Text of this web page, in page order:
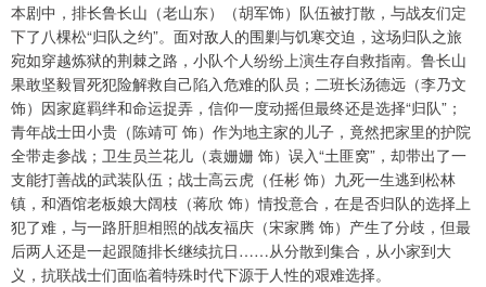
本剧中，排长鲁长山（老山东）（胡军饰）队伍被打散，与战友们定
下了八棵松“归队之约”。面对敌人的围剿与饥寒交迫，这场归队之旅
宛如穿越炼狱的荆棘之路，小队个人纷纷上演生存自救指南。鲁长山
果敢坚毅冒死犯险解救自己陷入危难的队员；二班长汤德远（李乃文
饰）因家庭羁绊和命运捉弄，信仰一度动摇但最终还是选择“归队”；
青年战士田小贵（陈靖可 饰）作为地主家的儿子，竟然把家里的护院
全带走参战；卫生员兰花儿（袁姗姗 饰）误入“土匪窝”，却带出了一
支能打善战的武装队伍；战士高云虎（任彬 饰）九死一生逃到松林
镇，和酒馆老板娘大阔枝（蒋欣 饰）情投意合，在是否归队的选择上
犯了难，与一路肝胆相照的战友福庆（宋家腾 饰）产生了分歧，但最
后两人还是一起跟随排长继续抗日……从分散到集合，从小家到大
义，抗联战士们面临着特殊时代下源于人性的艰难选择。